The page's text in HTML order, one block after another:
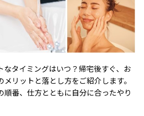
なタイミングはいつ？帰宅後すぐ、お
リットと落とし方をご紹介します。
順番、仕方とともに自分に合ったやり